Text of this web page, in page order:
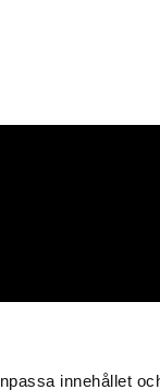
innehållet